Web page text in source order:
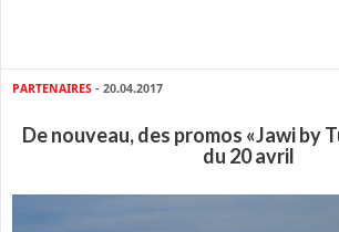
PARTENAIRES - 20.04.2017
De nouveau, des promos «Jawi by
du 20 avril